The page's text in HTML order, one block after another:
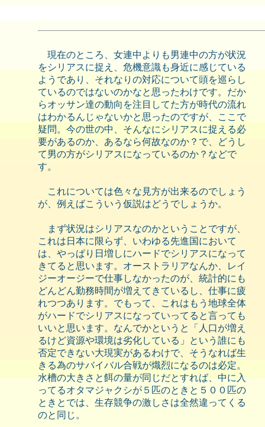
現在のところ、女連中よりも男連中の方が状況
をシリアスに捉え、危機意識も身近に感じている
ようであり、それなりの対応について頭を巡らし
ているのではないのかなと思ったわけです。だか
らオッサン達の動向を注目してた方が時代の流れ
はわかるんじゃないかと思ったのですが、ここで
疑問。今の世の中、そんなにシリアスに捉える必
要があるのか、あるなら何故なのか？で、どうし
て男の方がシリアスになっているのか？などで
す。
これについては色々な見方が出来るのでしょう
が、例えばこういう仮説はどうでしょうか。
まず状況はシリアスなのかということですが、
これは日本に限らず、いわゆる先進国において
は、やっぱり日増しにハードでシリアスになって
きてると思います。オーストラリアなんか、レイ
ジーオージーで仕事しなかったのが、統計的にも
どんどん勤務時間が増えてきているし、仕事に疲
れつつあります。でもって、これはもう地球全体
がハードでシリアスになっていってると言っても
いいと思います。なんでかというと「人口が増え
るけど資源や環境は劣化している」という誰にも
否定できない大現実があるわけで、そうなれば生
きる為のサバイバル合戦が熾烈になるのは必定。
水槽の大きさと餌の量が同じだとすれば、中に入
ってるオタマジャクシが５匹のときと５００匹の
ときとでは、生存競争の激しさは全然違ってくる
のと同じ。